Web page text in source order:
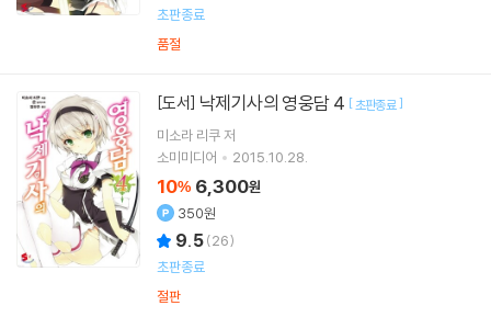
초판종료
품절
[도서] 낙제기사의 영웅담 4 [초판종료]
미소라 리쿠저
소미미디어
2015.10.28.
10% 6,300원
350원
9.5(26)
초판종료
절판